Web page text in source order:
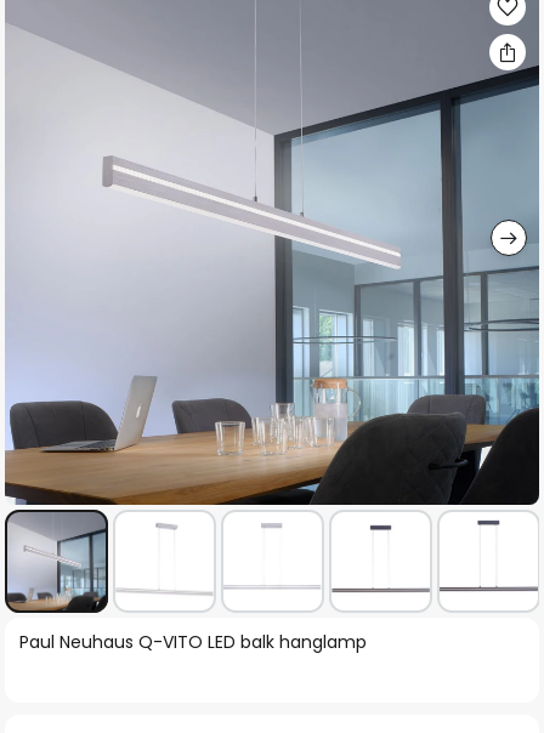
afbeeldingen-
Ga
Paul Neuhaus Q-VITO LED balk hanglamp